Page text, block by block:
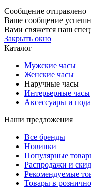
Сообщение отправлено
Ваше сообщение
Вами свяжется наш
Закрыть окно
Каталог
Мужские часы
Женские часы
Наручные часы
Интерьерные часы
Аксессуары и
Наши предложения
Все бренды
Новинки
Популярные
Распродажи и
Рекомендуемые
Товары в